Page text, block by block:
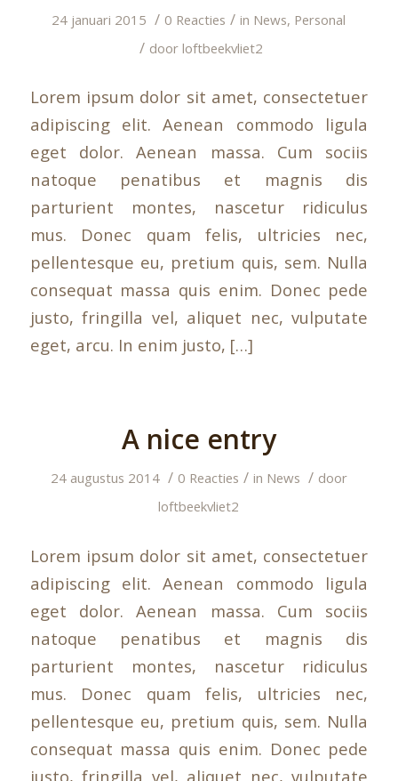
24 januari 2015 / 0 Reacties / in News, Personal
/ door loftbeekvliet2
Lorem ipsum dolor sit amet, consectetuer
adipiscing elit. Aenean commodo ligula
eget dolor. Aenean massa. Cum sociis
natoque penatibus et magnis dis
parturient montes, nascetur ridiculus
mus. Donec quam felis, ultricies nec,
pellentesque eu, pretium quis, sem. Nulla
consequat massa quis enim. Donec pede
justo, fringilla vel, aliquet nec, vulputate
eget, arcu. In enim justo, […]
A nice entry
24 augustus 2014 / 0 Reacties / in News / door
loftbeekvliet2
Lorem ipsum dolor sit amet, consectetuer
adipiscing elit. Aenean commodo ligula
eget dolor. Aenean massa. Cum sociis
natoque penatibus et magnis dis
parturient montes, nascetur ridiculus
mus. Donec quam felis, ultricies nec,
pellentesque eu, pretium quis, sem. Nulla
consequat massa quis enim. Donec pede
justo, fringilla vel, aliquet nec, vulputate